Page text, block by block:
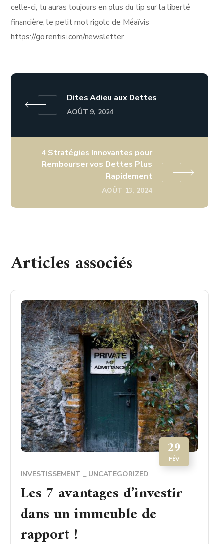
celle-ci, tu auras toujours en plus du tip sur la liberté
financière, le petit mot rigolo de Méaïvis
https://go.rentisi.com/newsletter
Dites Adieu aux Dettes
AOÛT 9, 2024
4 Stratégies Innovantes pour
Rembourser vos Dettes Plus
Rapidement
AOÛT 13, 2024
Articles associés
29
FÉV
INVESTISSEMENT UNCATEGORIZED
Les 7 avantages d’investir
dans un immeuble de
rapport !